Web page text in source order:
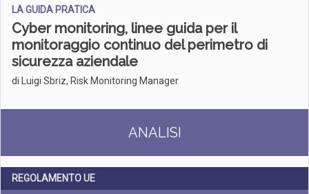
LA GUIDA PRATICA
Cyber monitoring, linee guida per il
monitoraggio continuo del perimetro di
sicurezza aziendale
di Luigi Sbriz, Risk Monitoring Manager
ANALISI
REGOLAMENTO UE